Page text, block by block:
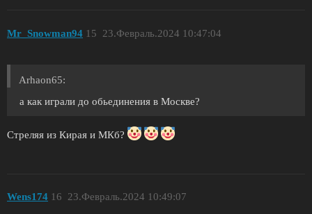
Mr_Snowman94 23.Февраль.2024 10:47:04
15
Arhaon65:
а как играли до обьединения в Москве?
Стреляя из Кирая и МКб?
Wens174 23.Февраль.2024 10:49:07
16